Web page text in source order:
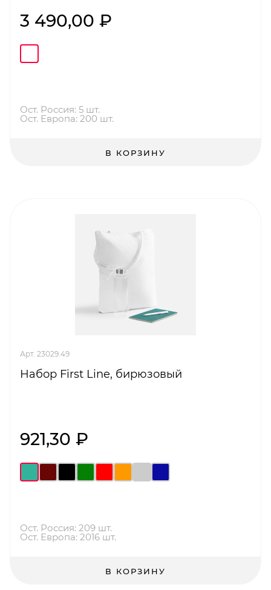
3 490,00 ₽
Ост. Россия: 5 шт.
Ост. Европа: 200 шт.
В КОРЗИНУ
Арт. 23029.49
Набор First Line, бирюзовый
921,30 ₽
Ост. Россия: 209 шт.
Ост. Европа: 2016 шт.
В КОРЗИНУ